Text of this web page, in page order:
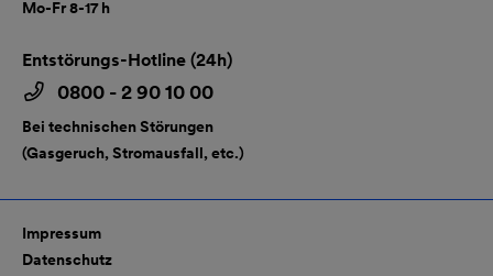
Mo-Fr 8-17 h
Entstörungs-Hotline (24h)
0800 - 2 90 10 00
Bei technischen Störungen
(Gasgeruch, Stromausfall, etc.)
Impressum
Datenschutz